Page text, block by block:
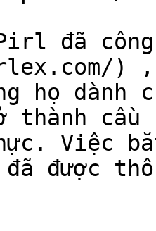
Pirl đã
)
họ
thành
Việc
được